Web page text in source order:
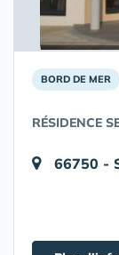
BORD DE MER
RÉSIDENCE
66750 -